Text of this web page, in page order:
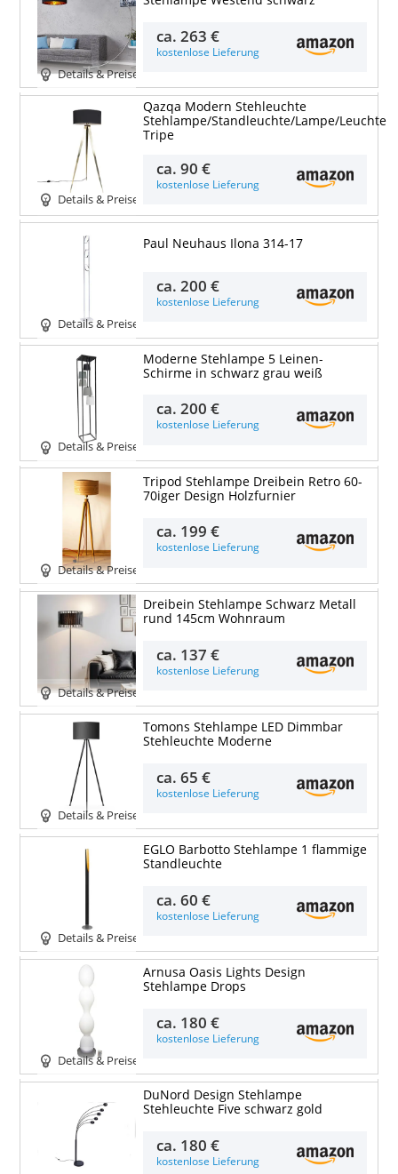
Details & Preise
ca.263 €
kostenlose Lieferung
Details & Preise
Qazqa Modern Stehleuchte
Stehlampe/Standleuchte/Lampe/Leuchte
Tripe
ca.90 €
kostenlose Lieferung
Details & Preise
Paul Neuhaus Ilona 314-17
ca.200 €
kostenlose Lieferung
Details & Preise
Moderne Stehlampe 5 Leinen-
Schirme in schwarz grau weiß
ca.200 €
kostenlose Lieferung
Details & Preise
Tripod Stehlampe Dreibein Retro 60-
70iger Design Holzfurnier
ca. 199 €
kostenlose Lieferung
Details & Preise
Dreibein Stehlampe Schwarz Metall
rund 145cm Wohnraum
ca. 137 €
kostenlose Lieferung
Details & Preise
Tomons Stehlampe LED Dimmbar
Stehleuchte Moderne
ca.65 €
kostenlose Lieferung
Details & Preise
EGLO Barbotto Stehlampe 1 flammige
Standleuchte
ca.60 €
kostenlose Lieferung
Details & Preise
Arnusa Oasis Lights Design
Stehlampe Drops
ca. 180 €
kostenlose Lieferung
DuNord Design Stehlampe
Stehleuchte Five schwarz gold
ca. 180 €
kostenlose Lieferung